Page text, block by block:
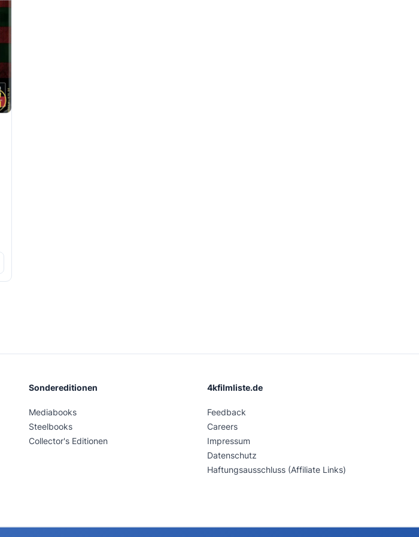
Sondereditionen
Mediabooks
Steelbooks
Collector's Editionen
4kfilmliste.de
Feedback
Careers
Impressum
Datenschutz
Haftungsausschluss (Affiliate Links)